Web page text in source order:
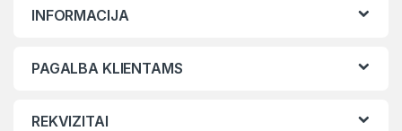
INFORMACIJA
PAGALBA KLIENTAMS
REKVIZITAI